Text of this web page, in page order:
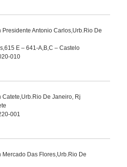
Presidente Antonio Carlos,Urb.Rio De
E – 641-A,B,C – Castelo
010
Catete,Urb.Rio De Janeiro, Rj
001
Mercado Das Flores,Urb.Rio De